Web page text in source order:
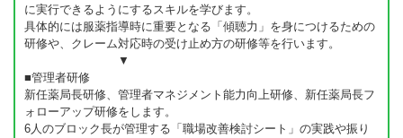
に実行できるようにするスキルを学びます。
具体的には服薬指導時に重要となる「傾聴力」を身につけるための
研修や、クレーム対応時の受け止め方の研修等を行います。
▼
■管理者研修
新任薬局長研修、管理者マネジメント能力向上研修、新任薬局長フ
ォローアップ研修をします。
6人のブロック長が管理する「職場改善検討シート」の実践や振り